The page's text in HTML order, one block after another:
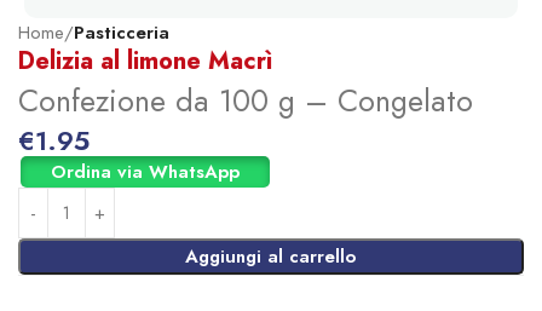
Home Pasticceria
Delizia al limone Macrì
Confezione da 100 g – Congelato
€1.95
Aggiungi al carrello
Ordina via WhatsApp